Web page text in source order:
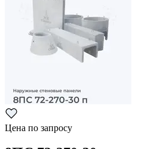
Цена по запросу